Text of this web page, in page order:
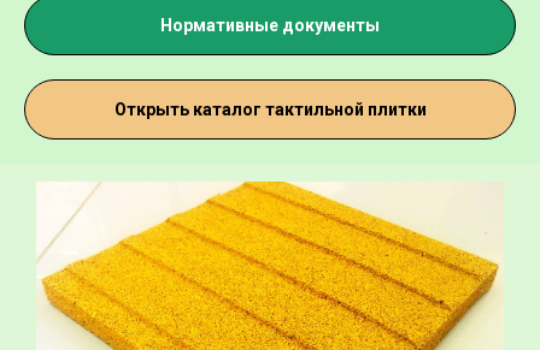
Нормативные документы
Открыть каталог тактильной плитки